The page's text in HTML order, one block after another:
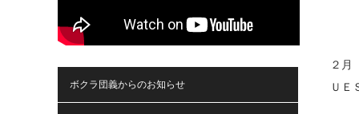
２月
ＵＥ
ボクラ団義からのお知らせ